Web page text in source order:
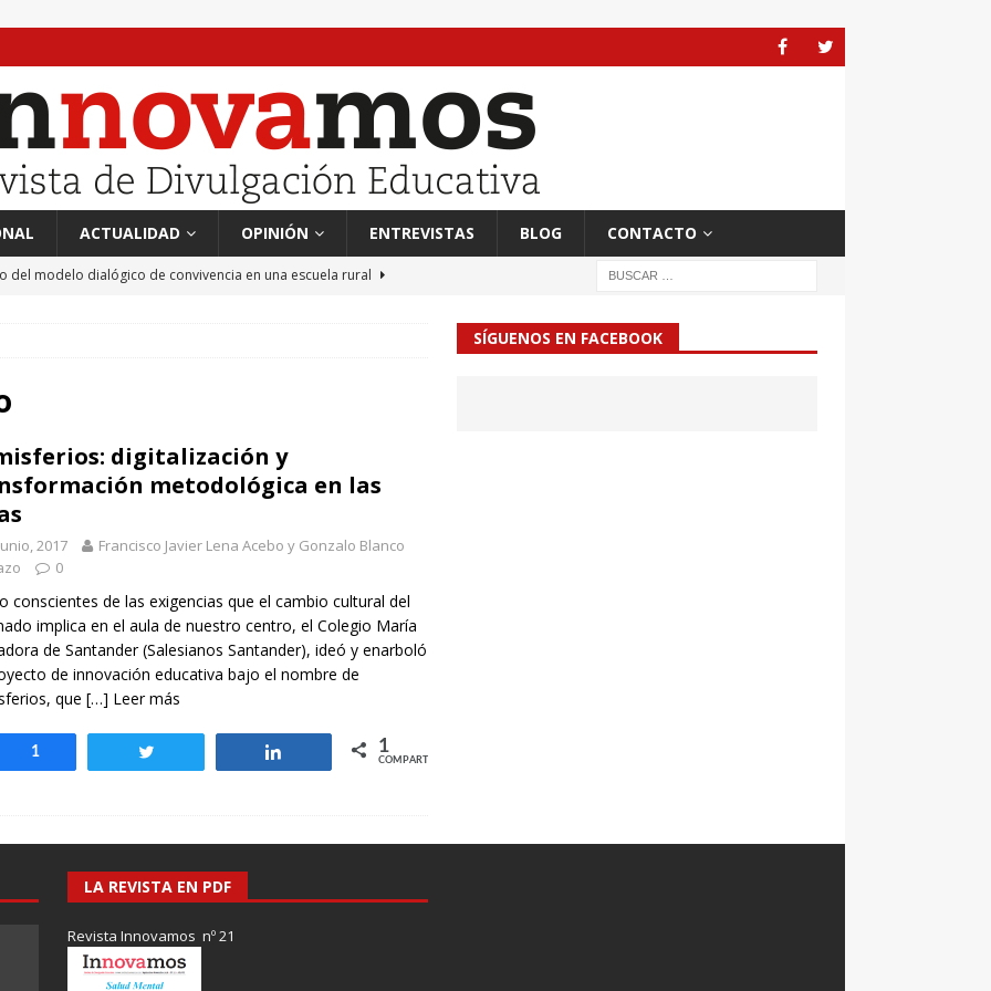
ACTUALIDAD OPINIÓN ENTREVISTAS BLOG CONTACTO
del modelo dialógico de convivencia en una escuela rural
sociocultural y educación ético-cívica
Llanos
MIL PALABRAS
otros mundos es posible: Tertulias entre familiares en la Escuela
Castillo
EVIDENCIAS
digitalización y
metodológica en las
2017
Francisco Javier Lena Acebo y Gonzalo Blanco
0
conscientes de las exigencias que el cambio cultural del
implica en el aula de nuestro centro, el Colegio María
de Santander (Salesianos Santander), ideó y enarboló
de innovación educativa bajo el nombre de
que […] Leer más
Compartir
1 Compartir 1
COMPARTIR
SÍGUENOS EN FACEBOOK
LA REVISTA EN PDF
Revista Innovamos nº 21